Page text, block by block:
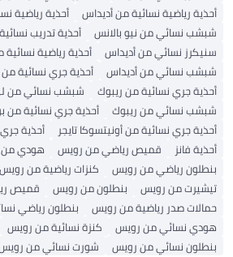
أحذية رياضية نسائية من أديداس
أحذية رياضية
شبشب نسائي من نيو بالانس
أحذية تدريب نسائية
سنيكرز نسائي من أديداس
أحذية رياضية نسائية
شبشب نسائي من أديداس
أحذية جري نسائية من
أحذية جري نسائية من ريبوك
شبشب نسائي من لي
شبشب نسائي من ريبوك
أحذية جري نسائية من بوما
أحذية جري نسائية من أونيتسوكا تايجر
أحذية جري
أحذية فانز
قميص رياضي من رويس
هودي من
بنطلون رياضي من رويس
كنزات رياضية من رويس
تيشيرت من رويس
بنطلون من رويس
قميص
حمالات صدر رياضية من رويس
بنطلون رياضي
هودي نسائي من رويس
كنزة نسائية من رويس
بنطلون نسائي من رويس
شورت نسائي من رويس